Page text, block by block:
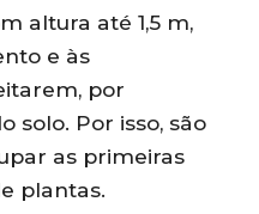
altura até 1,5 m,
e às
por
solo. Por isso, são
as primeiras
plantas.